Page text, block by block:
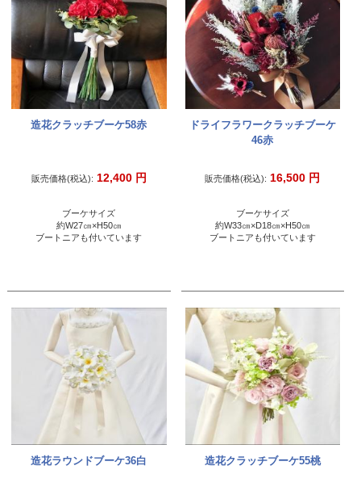
造花クラッチブーケ58赤
販売価格(税込): 12,400 円
ブーケサイズ
約W27㎝×H50㎝
ブートニアも付いています
ドライフラワークラッチブーケ
46赤
販売価格(税込): 16,500 円
ブーケサイズ
約W33㎝×D18㎝×H50㎝
ブートニアも付いています
造花ラウンドブーケ36白 造花クラッチブーケ55桃